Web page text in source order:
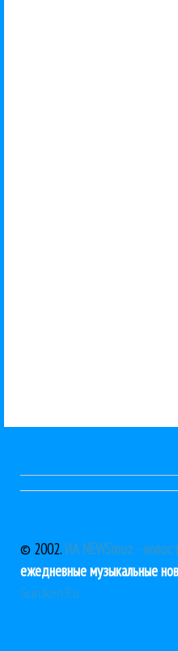
© 2002. ИА NEWSmuz -
ежедневные музыкальные
Guruken.Ru